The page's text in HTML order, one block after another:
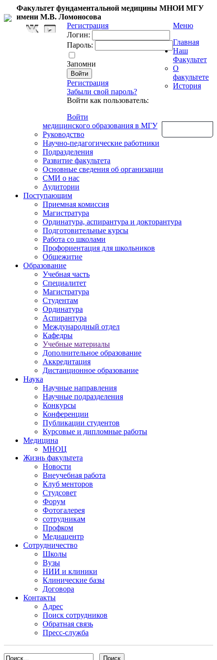
Факультет фундаментальной медицины МНОИ МГУ
имени М.В. Ломоносова
Регистрация
Логин:
Пароль:
Запомни
Регистрация
Забыли свой пароль?
Войти как пользователь:
Войти
Меню
Главная
Наш
Факультет
О
факультете
История
медицинского образования в МГУ
Руководство
Научно-педагогические работники
Подразделения
Развитие факультета
Основные сведения об организации
СМИ о нас
Аудитории
Поступающим
Приемная комиссия
Магистратура
Ординатура, аспирантура и докторантура
Подготовительные курсы
Работа со школами
Профориентация для школьников
Общежитие
Образование
Учебная часть
Специалитет
Магистратура
Студентам
Ординатура
Аспирантура
Международный отдел
Кафедры
Учебные материалы
Дополнительное образование
Аккредитация
Дистанционное образование
Наука
Научные направления
Научные подразделения
Конкурсы
Конференции
Публикации студентов
Курсовые и дипломные работы
Медицина
МНОЦ
Жизнь факультета
Новости
Внеучебная работа
Клуб менторов
Студсовет
Форум
Фотогалерея
сотрудникам
Профком
Медиацентр
Сотрудничество
Школы
Вузы
НИИ и клиники
Клинические базы
Договора
Контакты
Адрес
Поиск сотрудников
Обратная связь
Пресс-служба